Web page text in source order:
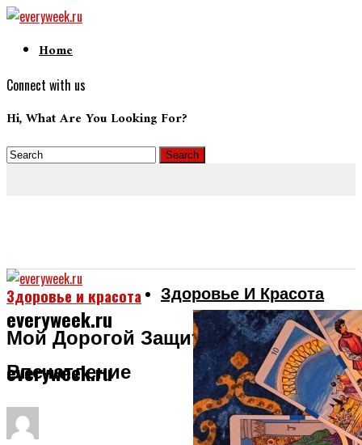
Home
Connect with us
Hi, What Are You Looking For?
everyweek.ru
everyweek.ru
Здоровье И Красота
Здоровье и красота
Мой Дорогой Защитник — Первое
Впечатление